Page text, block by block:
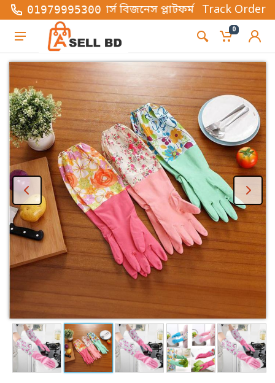
01979995300
বিজনেস প্লাটফর্ম , এখানে সব ধরনের ফ্যাশন
Track Order
0